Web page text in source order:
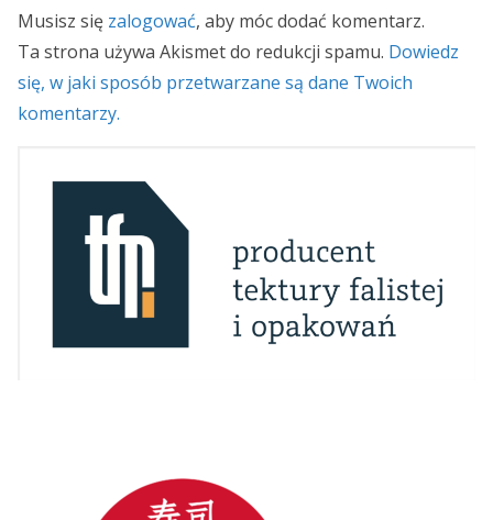
Musisz się zalogować, aby móc dodać komentarz.
Ta strona używa Akismet do redukcji spamu. Dowiedz
się, w jaki sposób przetwarzane są dane Twoich
komentarzy.